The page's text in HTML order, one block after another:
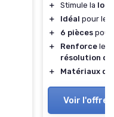
＋ Stimule la
＋
Idéal pour les
＋
6 pièces pour
＋
Renforce les
résolution
＋
Matériaux
Voir l'offre